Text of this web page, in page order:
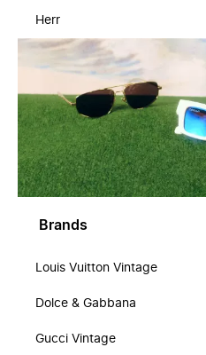
Herr
Brands
Louis Vuitton Vintage
Dolce & Gabbana
Gucci Vintage